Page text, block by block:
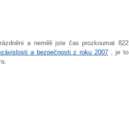
a neměli jste čas prozkoumat 822
a bezpečnosti z roku 2007, je to